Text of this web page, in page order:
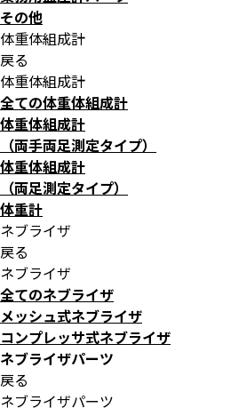
その他
体重体組成計
戻る
体重体組成計
全ての体重体組成計
体重体組成計
（両手両足測定タイプ）
体重体組成計
（両足測定タイプ）
体重計
ネブライザ
戻る
ネブライザ
全てのネブライザ
メッシュ式ネブライザ
コンプレッサ式ネブライザ
ネブライザパーツ
戻る
ネブライザパーツ